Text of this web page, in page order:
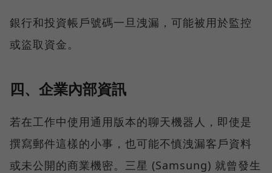
銀行和投資帳戶號碼一旦洩漏，可能被用於監控
或盜取資金。
四、企業內部資訊
若在工作中使用通用版本的聊天機器人，即使是
撰寫郵件這樣的小事，也可能不慎洩漏客戶資料
或未公開的商業機密。三星 (Samsung) 就曾發生